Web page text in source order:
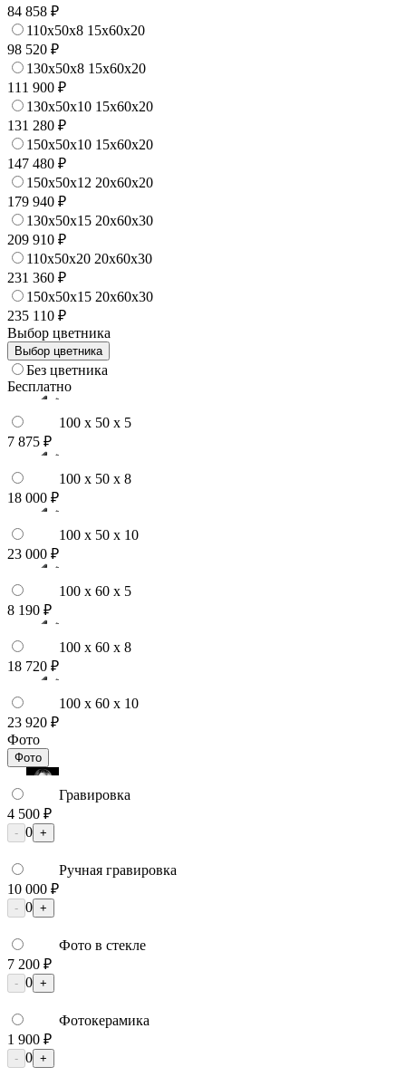
84 858 ₽
110x50x8 15x60x20
98 520 ₽
130x50x8 15x60x20
111 900 ₽
130x50x10 15x60x20
131 280 ₽
150x50x10 15x60x20
147 480 ₽
150x50x12 20x60x20
179 940 ₽
130x50x15 20x60x30
209 910 ₽
110x50x20 20x60x30
231 360 ₽
150x50x15 20x60x30
235 110 ₽
Выбор цветника
Выбор цветника
Без цветника
Бесплатно
100 x 50 x 5
7 875 ₽
100 x 50 x 8
18 000 ₽
100 x 50 x 10
23 000 ₽
100 x 60 x 5
8 190 ₽
100 x 60 x 8
18 720 ₽
100 x 60 x 10
23 920 ₽
Фото
Фото
Гравировка
4 500 ₽
- 0 +
Ручная гравировка
10 000 ₽
- 0 +
Фото в стекле
7 200 ₽
- 0 +
Фотокерамика
1 900 ₽
- 0 +